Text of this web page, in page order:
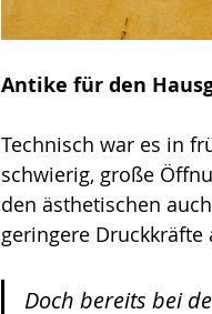
Antike für den
Technisch war es in
schwierig, große
den ästhetischen
geringere
Doch bereits bei